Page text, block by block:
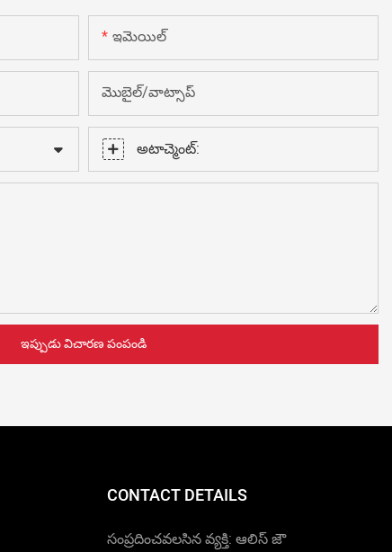
ఇమెయిల్
మొబైల్/వాట్సాప్
అటాచ్మెంట్:
ఇప్పుడు విచారణ పంపండి
CONTACT DETAILS
సంప్రదించవలసిన వ్యక్తి: ఆలిస్ జౌ